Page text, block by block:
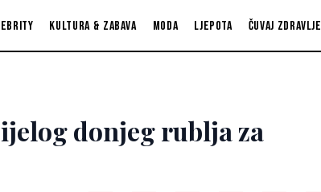
Kultura & zabava Moda Ljepota Čuvaj zdravlje
donjeg rublja za